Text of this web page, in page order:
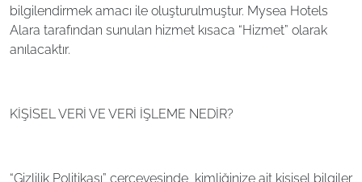
bilgilendirmek amacı ile oluşturulmuştur. Mysea Hotels
Alara tarafından sunulan hizmet kısaca “Hizmet” olarak
anılacaktır.
KİŞİSEL VERİ VE VERİ İŞLEME NEDİR?
“Gizlilik Politikası” çerçevesinde, kimliğinize ait kişisel bilgiler